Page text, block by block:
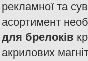
рекламної та
асортимент
для брелоків
акрилових